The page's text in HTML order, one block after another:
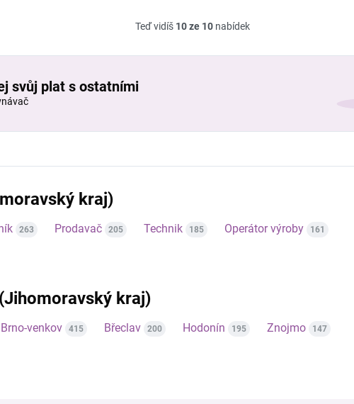
Teď vidíš 10 ze 10 nabídek
svůj plat s ostatními
kraj)
263 Prodavač 205 Technik 185 Operátor výroby 161
kraj)
Brno-venkov 415 Břeclav 200 Hodonín 195 Znojmo 147